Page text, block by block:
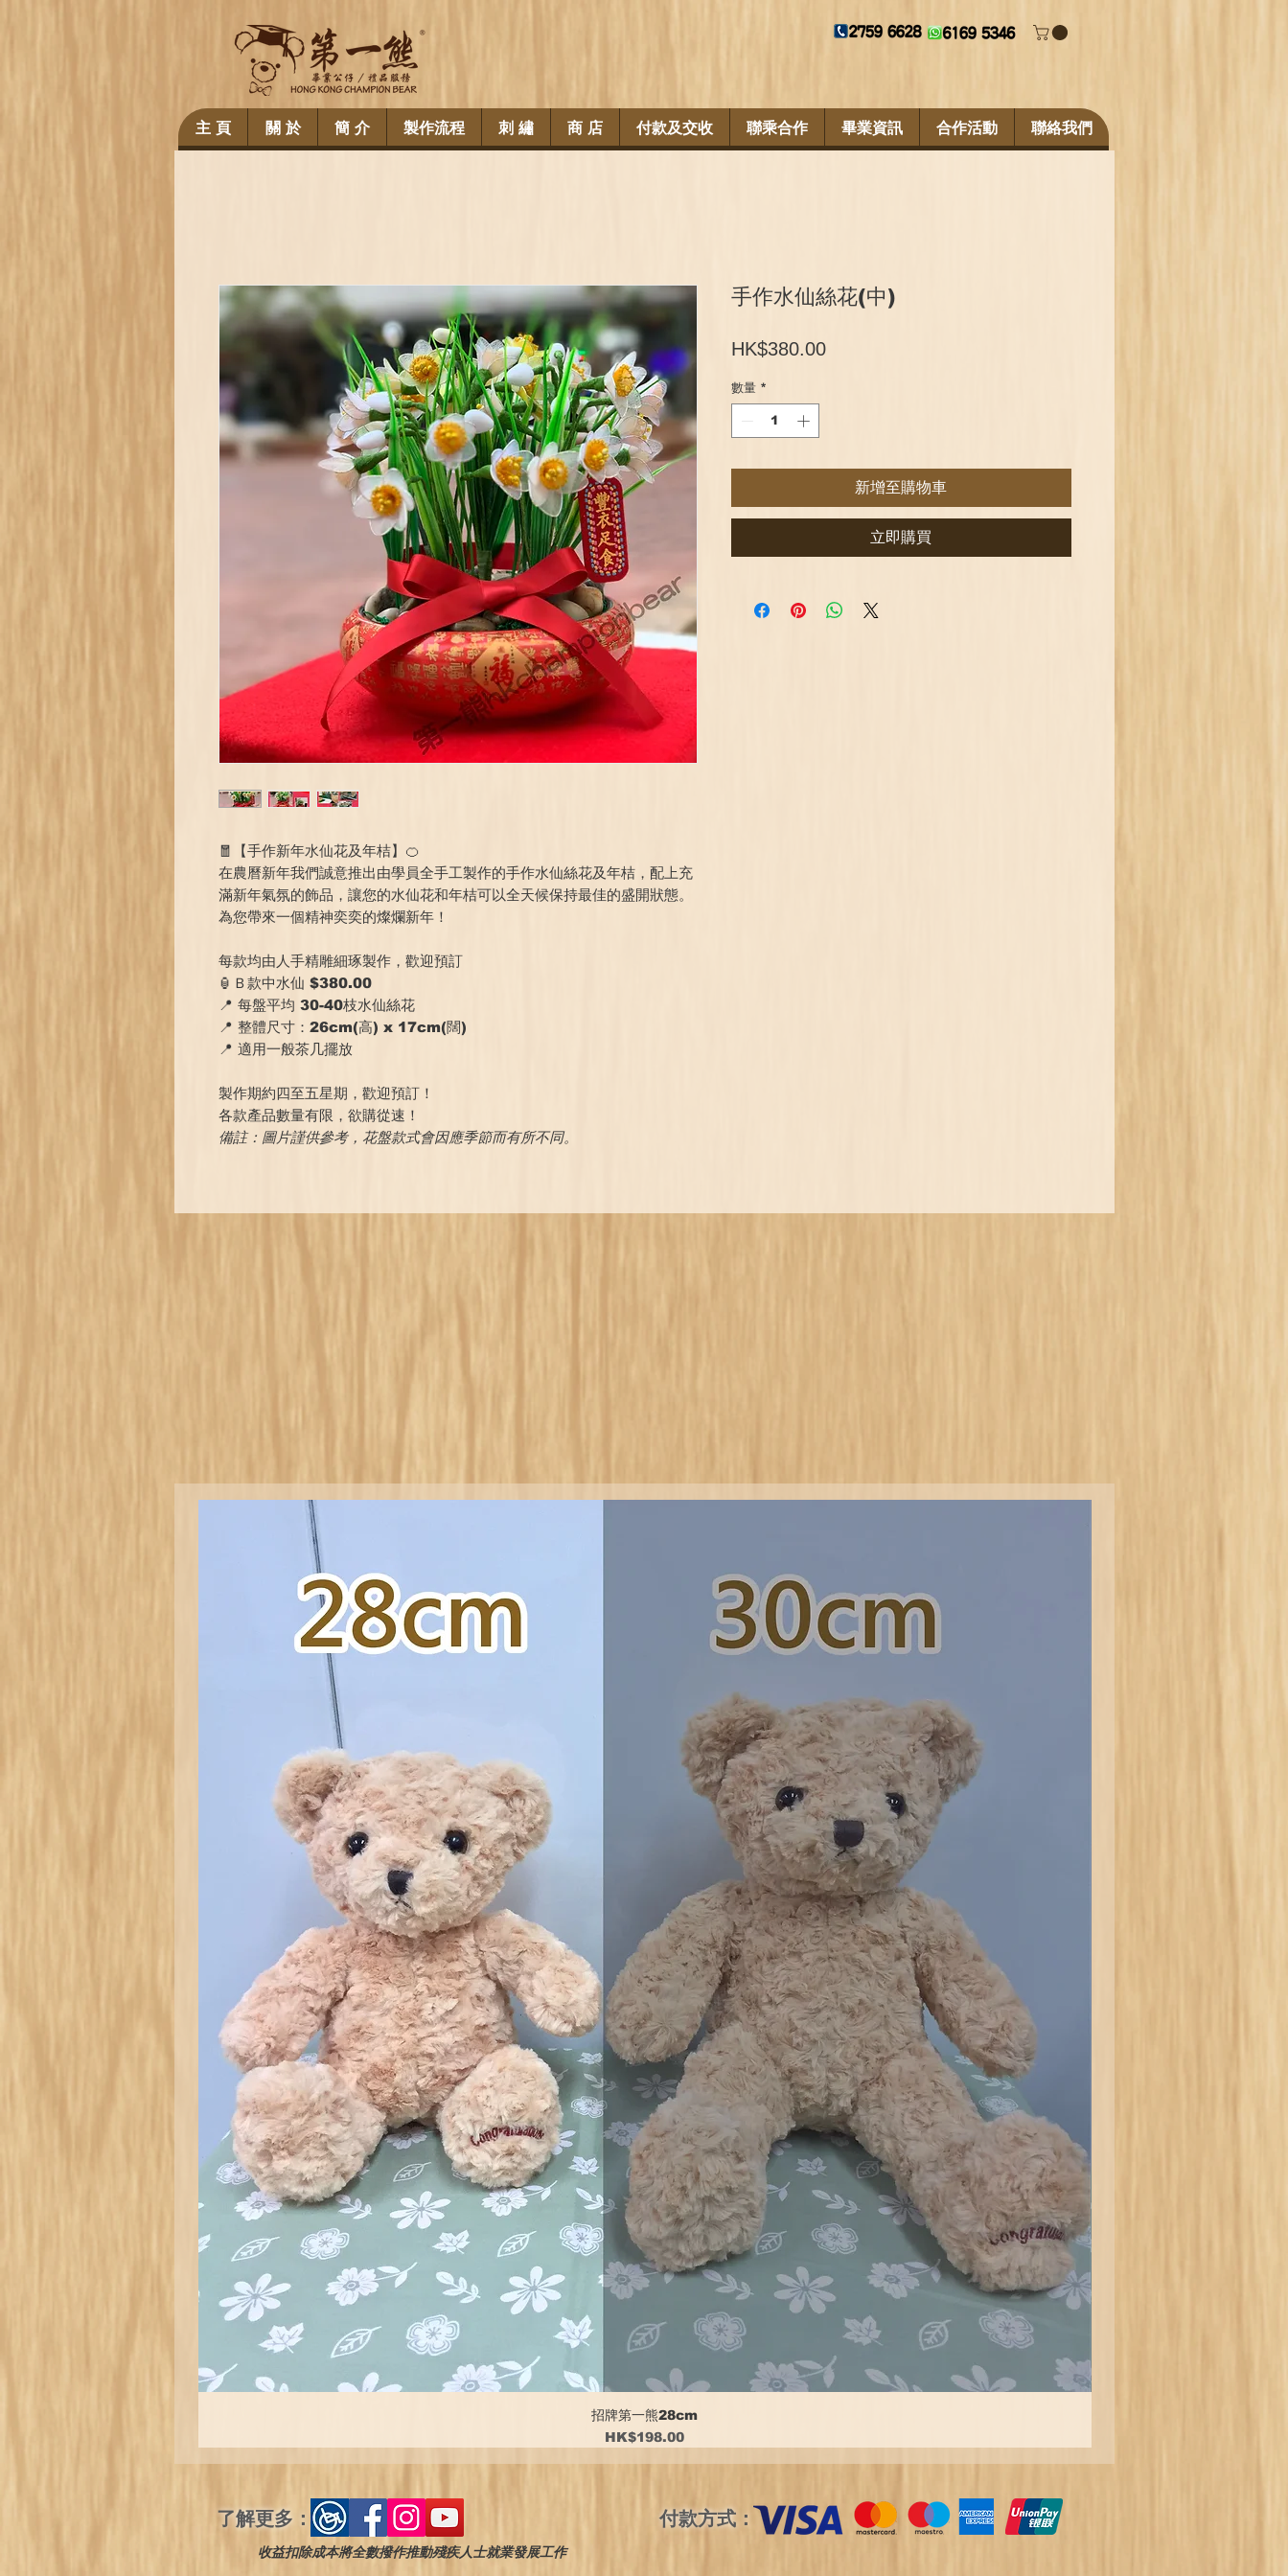
主 頁 關 於 簡 介 製作流程 刺 繡 商 店 付款及交收 聯乘合作 畢業資訊 合作活動 聯絡我們
🧧【手作新年水仙花及年桔】🍊
在農曆新年我們誠意推出由學員全手工製作的手作水仙絲花及年桔，配上充
滿新年氣氛的飾品，讓您的水仙花和年桔可以全天候保持最佳的盛開狀態。
為您帶來一個精神奕奕的燦爛新年！
每款均由人手精雕細琢製作，歡迎預訂
🏮Ｂ款中水仙 $380.00
📍 每盤平均 30-40枝水仙絲花
📍 整體尺寸：26cm(高) x 17cm(闊)
📍 適用一般茶几擺放
製作期約四至五星期，歡迎預訂！
各款產品數量有限，欲購從速！
備註：圖片謹供參考，花盤款式會因應季節而有所不同。
手作水仙絲花(中)
HK$380.00價
數量 *
新增至購物車
立即購買
招牌第一熊28cm
價格
HK$198.00
了解更多：
收益扣除成本將全數撥作推動殘疾人士就業發展工作
付款方式：